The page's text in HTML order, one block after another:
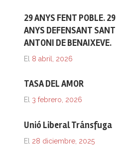
29 ANYS FENT POBLE. 29
ANYS DEFENSANT SANT
ANTONI DE BENAIXEVE.
El 8 abril, 2026
TASA DEL AMOR
El 3 febrero, 2026
Unió Liberal Tránsfuga
El 28 diciembre, 2025